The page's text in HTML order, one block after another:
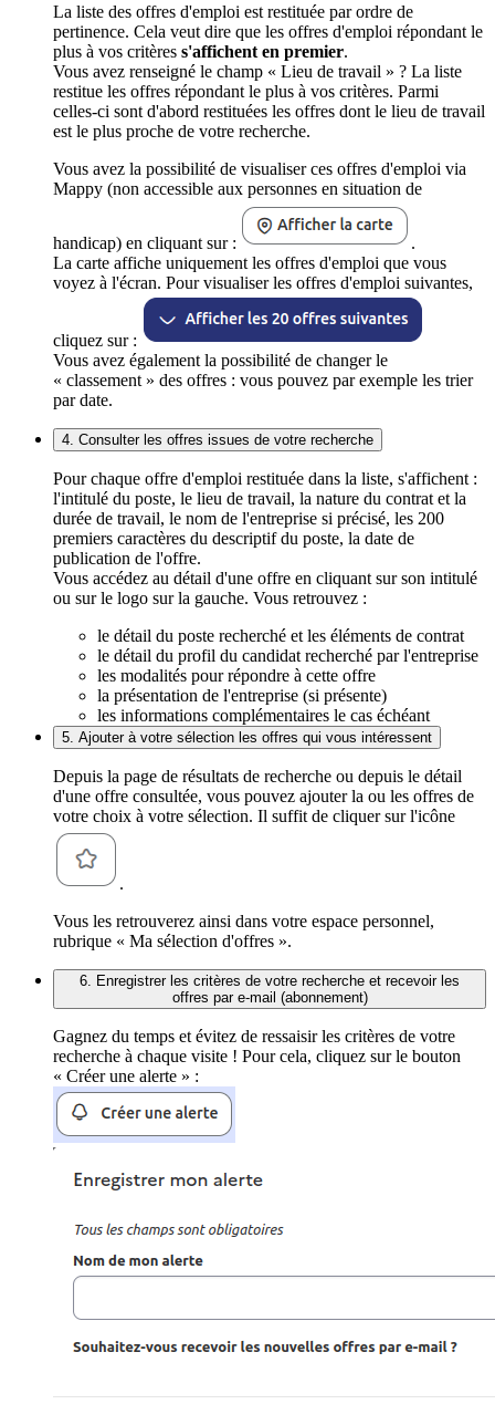
La liste des offres d'emploi est restituée par ordre de
pertinence. Cela veut dire que les offres d'emploi répondant le
plus à vos critères s'affichent en premier.
Vous avez renseigné le champ « Lieu de travail » ? La liste
restitue les offres répondant le plus à vos critères. Parmi
celles-ci sont d'abord restituées les offres dont le lieu de travail
est le plus proche de votre recherche.
Vous avez la possibilité de visualiser ces offres d'emploi via
Mappy (non accessible aux personnes en situation de
handicap) en cliquant sur :
.
La carte affiche uniquement les offres d'emploi que vous
voyez à l'écran. Pour visualiser les offres d'emploi suivantes,
cliquez sur :
Vous avez également la possibilité de changer le
« classement » des offres : vous pouvez par exemple les trier
par date.
4. Consulter les offres issues de votre recherche
Pour chaque offre d'emploi restituée dans la liste, s'affichent :
l'intitulé du poste, le lieu de travail, la nature du contrat et la
durée de travail, le nom de l'entreprise si précisé, les 200
premiers caractères du descriptif du poste, la date de
publication de l'offre.
Vous accédez au détail d'une offre en cliquant sur son intitulé
ou sur le logo sur la gauche. Vous retrouvez :
le détail du poste recherché et les éléments de contrat
le détail du profil du candidat recherché par l'entreprise
les modalités pour répondre à cette offre
la présentation de l'entreprise (si présente)
les informations complémentaires le cas échéant
5. Ajouter à votre sélection les offres qui vous intéressent
Depuis la page de résultats de recherche ou depuis le détail
d'une offre consultée, vous pouvez ajouter la ou les offres de
votre choix à votre sélection. Il suffit de cliquer sur l'icône
.
Vous les retrouverez ainsi dans votre espace personnel,
rubrique « Ma sélection d'offres ».
6. Enregistrer les critères de votre recherche et recevoir les
offres par e-mail (abonnement)
Gagnez du temps et évitez de ressaisir les critères de votre
recherche à chaque visite ! Pour cela, cliquez sur le bouton
« Créer une alerte » :